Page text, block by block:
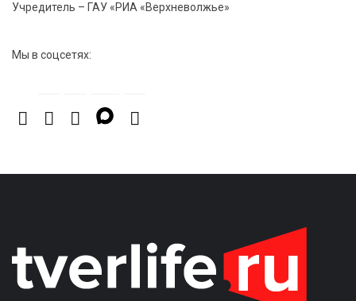
заслуги тренеров и атлетов
Учредитель – ГАУ «РИА «Верхневолжье»
Мы в соцсетях: